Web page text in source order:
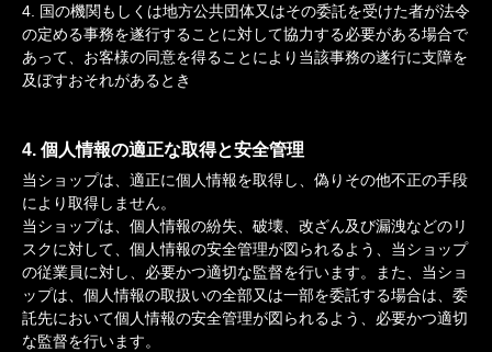
4. 国の機関もしくは地方公共団体又はその委託を受けた者が法令
の定める事務を遂行することに対して協力する必要がある場合で
あって、お客様の同意を得ることにより当該事務の遂行に支障を
及ぼすおそれがあるとき
4. 個人情報の適正な取得と安全管理
当ショップは、適正に個人情報を取得し、偽りその他不正の手段
により取得しません。
当ショップは、個人情報の紛失、破壊、改ざん及び漏洩などのリ
スクに対して、個人情報の安全管理が図られるよう、当ショップ
の従業員に対し、必要かつ適切な監督を行います。また、当ショ
ップは、個人情報の取扱いの全部又は一部を委託する場合は、委
託先において個人情報の安全管理が図られるよう、必要かつ適切
な監督を行います。